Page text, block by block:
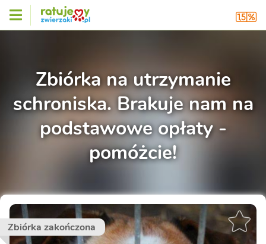
Zbiórka na utrzymanie
schroniska. Brakuje nam na
podstawowe opłaty -
pomóżcie!
Zbiórka zakończona